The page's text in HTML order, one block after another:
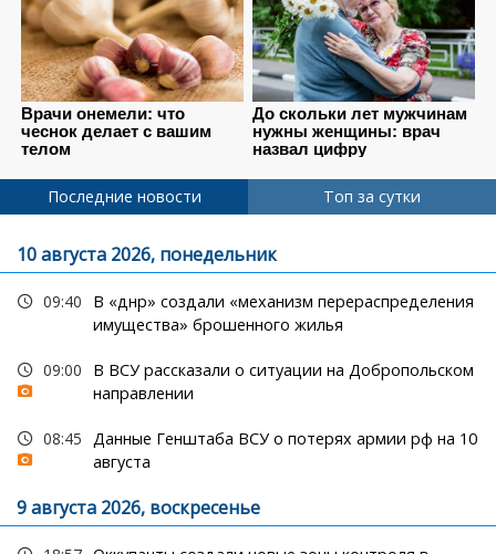
Последние новости Топ за сутки
10 августа 2026, понедельник
09:40
В «днр» создали «механизм перераспределения
имущества» брошенного жилья
09:00
В ВСУ рассказали о ситуации на Добропольском
направлении
08:45
Данные Генштаба ВСУ о потерях армии рф на 10
августа
9 августа 2026, воскресенье